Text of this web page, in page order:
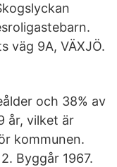
väg 9A, VÄXJÖ.
och 38% av
år, vilket är
kommunen.
Byggår 1967.